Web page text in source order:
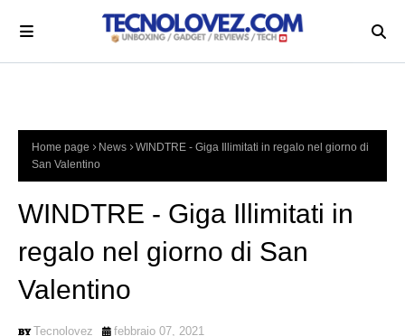
Home page News
WINDTRE - Giga Illimitati in regalo nel giorno di
San Valentino
WINDTRE - Giga Illimitati in
regalo nel giorno di San
Valentino
Tecnolovez febbraio 07, 2021